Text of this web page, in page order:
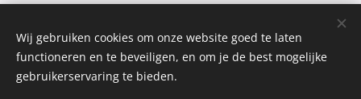
Mogelijk gemaakt doorWebnode Cookies
Wij gebruiken cookies om onze website goed te laten
functioneren en te beveiligen, en om je de best mogelijke
gebruikerservaring te bieden.